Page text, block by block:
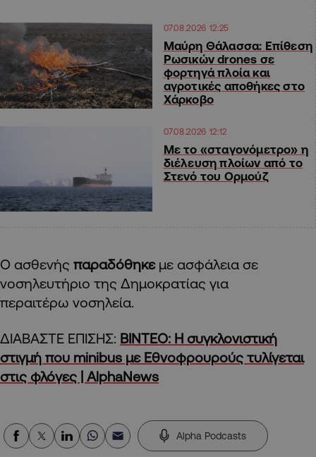
07.08.2026 12:25
Μαύρη Θάλασσα: Επίθεση
Ρωσικών drones σε
φορτηγά πλοία και
αγροτικές αποθήκες στο
Χάρκοβο
07.08.2026 12:12
Με το «σταγονόμετρο» η
διέλευση πλοίων από το
Στενό του Ορμούζ
Ο ασθενής παραδόθηκε με ασφάλεια σε
νοσηλευτήριο της Δημοκρατίας για
περαιτέρω νοσηλεία.
ΔΙΑΒΑΣΤΕ ΕΠΙΣΗΣ: ΒΙΝΤΕΟ: Η συγκλονιστική
στιγμή που minibus με Eθνοφρουρούς τυλίγεται
στις φλόγες | AlphaNews
Alpha Podcasts